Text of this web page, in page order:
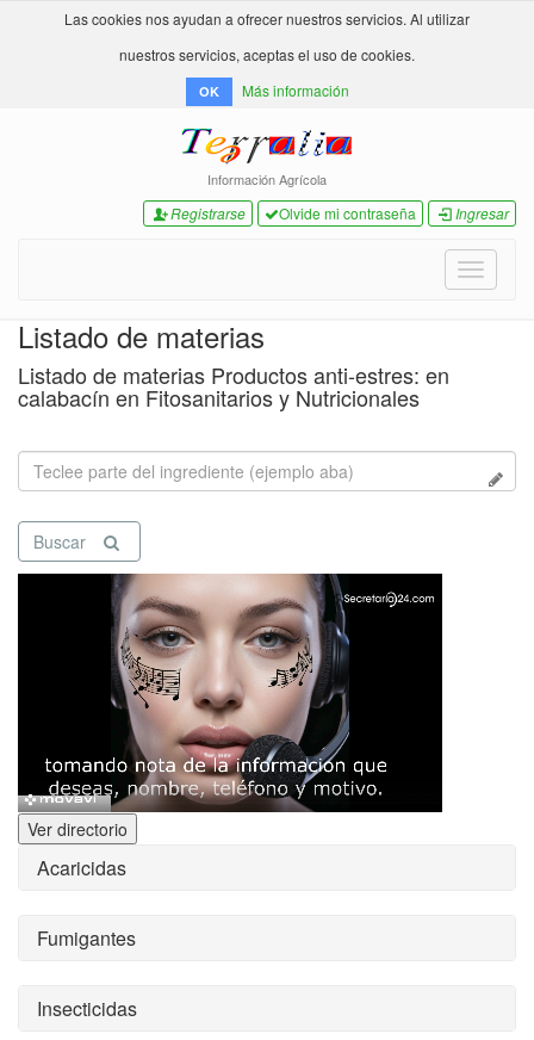
Las cookies nos ayudan a ofrecer nuestros servicios. Al utilizar
nuestros servicios, aceptas el uso de cookies.
OK Más información
Información Agrícola
Registrarse Olvide mi contraseña Ingresar
Toggle
Listado de materias
Listado de materias Productos anti-estres: en
calabacín en Fitosanitarios y Nutricionales
Buscar
Ver directorio
Acaricidas
Fumigantes
Insecticidas